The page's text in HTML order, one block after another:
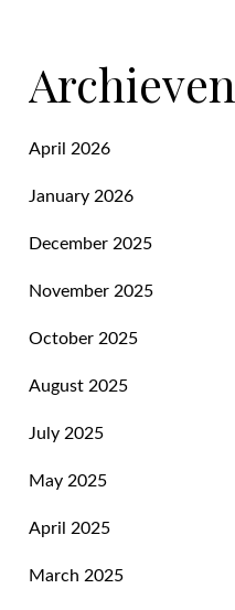
Archieven
April 2026
January 2026
December 2025
November 2025
October 2025
August 2025
July 2025
May 2025
April 2025
March 2025